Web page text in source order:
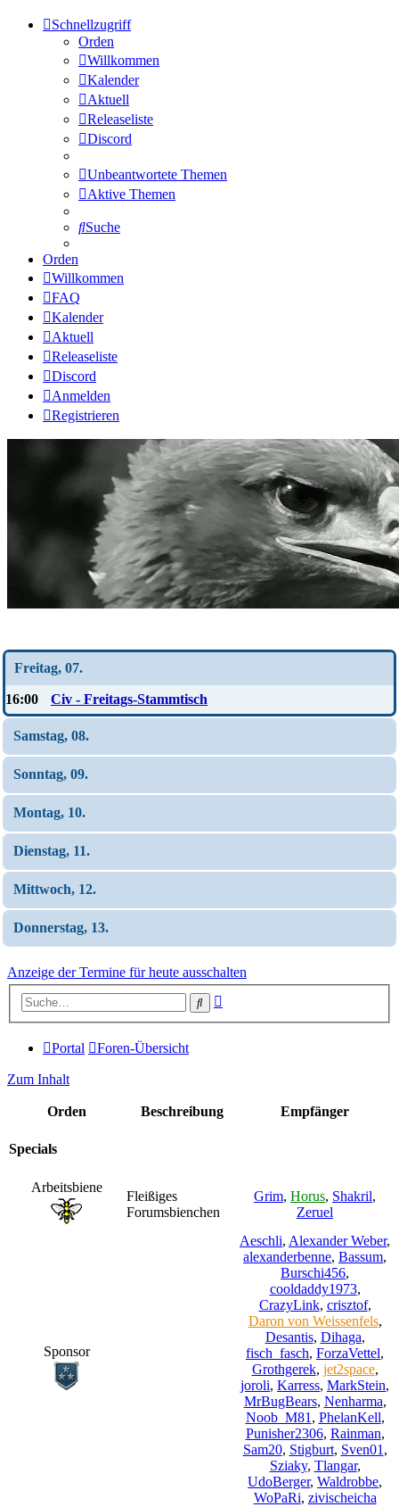
Schnellzugriff
Orden
Willkommen
Kalender
Aktuell
Releaseliste
Discord
Unbeantwortete Themen
Aktive Themen
Suche
Orden
Willkommen
FAQ
Kalender
Aktuell
Releaseliste
Discord
Anmelden
Registrieren
Freitag, 07.
16:00 Civ - Freitags-Stammtisch
Samstag, 08.
Sonntag, 09.
Montag, 10.
Dienstag, 11.
Mittwoch, 12.
Donnerstag, 13.
Anzeige der Termine für heute ausschalten
Suche
Portal Foren-Übersicht
Zum Inhalt
Orden Beschreibung Empfänger
Specials
Arbeitsbiene
Fleißiges
Forumsbienchen
Grim, Horus, Shakril,
Zeruel
Sponsor
Aeschli, Alexander Weber,
alexanderbenne, Bassum,
Burschi456,
cooldaddy1973,
CrazyLink, crisztof,
Daron von Weissenfels,
Desantis, Dihaga,
fisch_fasch, ForzaVettel,
Grothgerek, jet2space,
joroli, Karress, MarkStein,
MrBugBears, Nenharma,
Noob_M81 , PhelanKell,
Punisher2306, Rainman,
Sam20, Stigburt, Sven01 ,
Sziaky, Tlangar,
UdoBerger, Waldrobbe,
WoPaRi, zivischeicha